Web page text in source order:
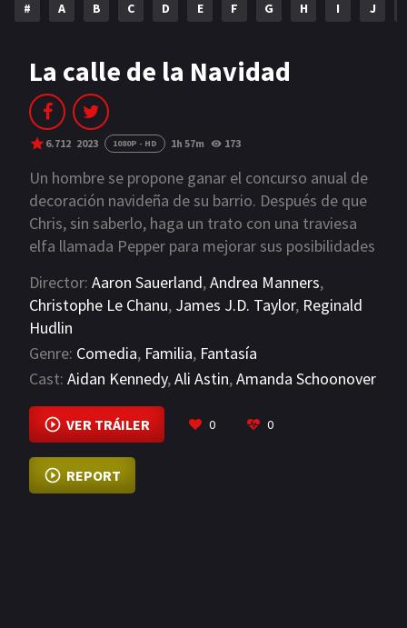
AÑOS
2023
2021 2020
2019 2018
2014 2006
2002 2001
2000 1990
SERIES
PELICULAS
# A B C D E F G H I J
La calle de la Navidad
6.712 2023 1080P - HD 1h 57m 173
Un hombre se propone ganar el concurso anual de
decoración navideña de su barrio. Después de que
Chris, sin saberlo, haga un trato con una traviesa
elfa llamada Pepper para mejorar sus posibilidades
los 12 días de Navidad cobran vida y causan
estragos por toda la ciudad. A riesgo de
estropearle las fiestas a su familia, Chris, su mujer
Carol y sus tres hijos deberán lanzarse a la carrera
para romper el hechizo de Pepper, enfrentarse a
retorcidos personajes mágicos y salvar la Navidad
para todos.
Director: Aaron Sauerland,Andrea Manners,
Christophe Le Chanu, James J.D. Taylor, Reginald
Hudlin
Genre: Comedia, Familia, Fantasía
Cast: Aidan Kennedy,Ali Astin,Amanda Schoonover
VIEW MORE
VER TRÁILER 0 0
REPORT